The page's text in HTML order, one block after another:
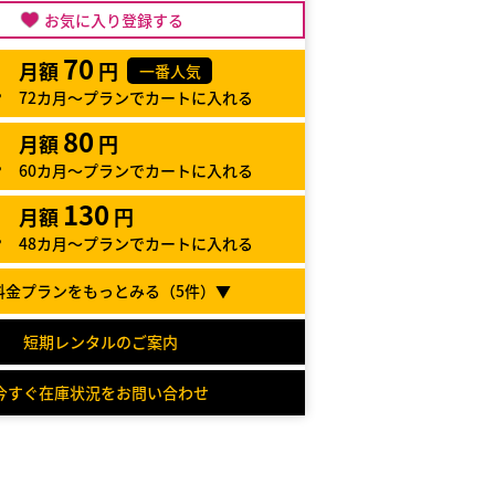
お気に入り登録する
月額 70 円
一番人気
72カ月～プランでカートに入れる
月額 80 円
60カ月～プランでカートに入れる
月額 130 円
48カ月～プランでカートに入れる
プランをもっとみる（5件）▼
短期レンタルのご案内
すぐ在庫状況をお問い合わせ